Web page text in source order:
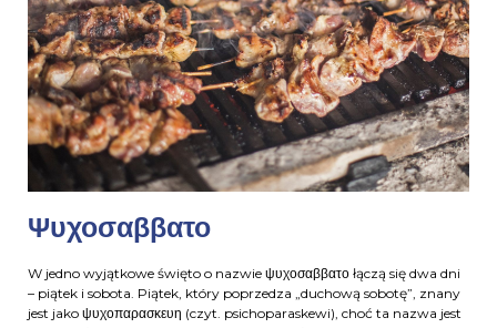
Ψυχοσαββατο
W jedno wyjątkowe święto o nazwie ψυχοσαββατο łączą się dwa dni
– piątek i sobota. Piątek, który poprzedza „duchową sobotę”, znany
jest jako ψυχοπαρασκευη (czyt. psichoparaskewi), choć ta nazwa jest